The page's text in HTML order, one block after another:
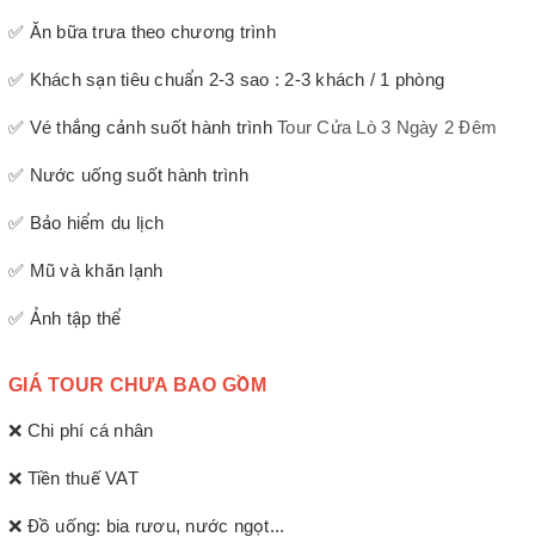
✅ Ăn bữa trưa theo chương trình
✅ Khách sạn tiêu chuẩn 2-3 sao : 2-3 khách / 1 phòng
✅ Vé thắng cảnh suốt hành trình Tour Cửa Lò 3 Ngày 2 Đêm
✅ Nước uống suốt hành trình
✅ Bảo hiểm du lịch
✅ Mũ và khăn lạnh
✅ Ảnh tập thể
GIÁ TOUR CHƯA BAO GỒM
❌ Chi phí cá nhân
❌ Tiền thuế VAT
❌ Đồ uống: bia rươu, nước ngọt...